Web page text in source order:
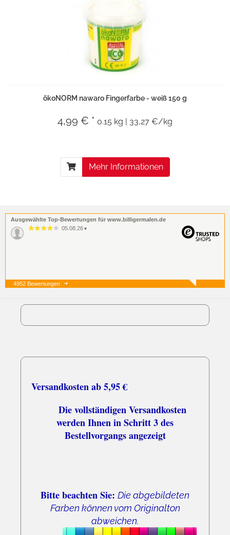
ökoNORM nawaro Fingerfarbe - weiß 150 g
4,99 € * 0.15 kg | 33,27 €/kg
Mehr Informationen
Ausgewählte Top-Bewertungen für www.billigermalen.de
05.08.26 ▼
05.08.26 ▼
4952 Bewertungen
Versandkosten ab 5,95 €
Die vollständigen Versandkosten
werden Ihnen in Schritt 3 des
Bestellvorgangs angezeigt
Bitte beachten Sie: Die abgebildeten
Farben können vom Originalton
abweichen.